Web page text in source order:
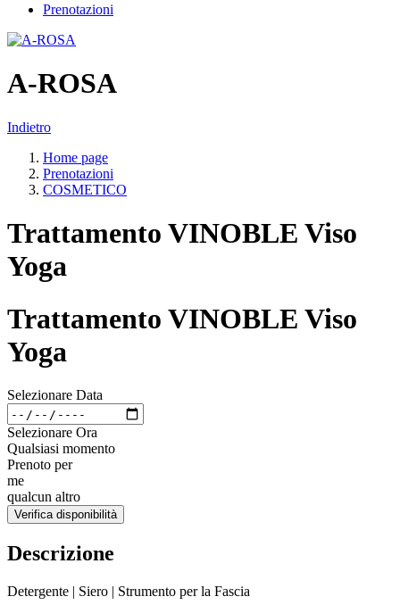
Prenotazioni
A-ROSA
Indietro
Home page
Prenotazioni
COSMETICO
Trattamento VINOBLE Viso
Yoga
Trattamento VINOBLE Viso
Yoga
Selezionare Data
Selezionare Ora
Qualsiasi momento
Prenoto per
me
qualcun altro
Verifica disponibilità
Descrizione
Detergente | Siero | Strumento per la Fascia